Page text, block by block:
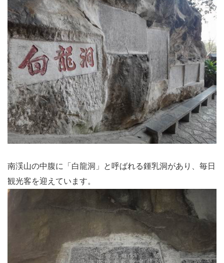
南渓山の中腹に「白龍洞」と呼ばれる鍾乳洞があり、毎日
観光客を迎えています。